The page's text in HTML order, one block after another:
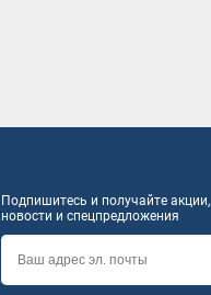
Подпишитесь и получайте акции,
новости и спецпредложения